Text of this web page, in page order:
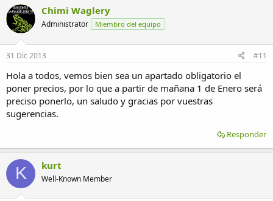
Chimi Waglery
Administrator Miembro del equipo
31 Dic 2013 #11
Hola a todos, vemos bien sea un apartado obligatorio el
poner precios, por lo que a partir de mañana 1 de Enero será
preciso ponerlo, un saludo y gracias por vuestras
sugerencias.
Responder
K kurt
Well-Known Member